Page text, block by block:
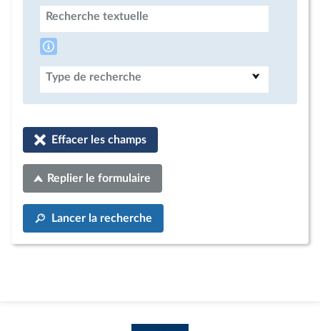
Recherche textuelle
Type de recherche
Effacer les champs
Replier le formulaire
Lancer la recherche